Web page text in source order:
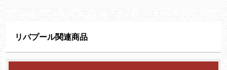
リバプール関連商品